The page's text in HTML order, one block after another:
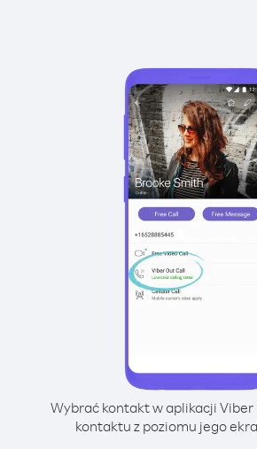
Wybrać kontakt w aplikacji Viber
kontaktu z poziomu jego